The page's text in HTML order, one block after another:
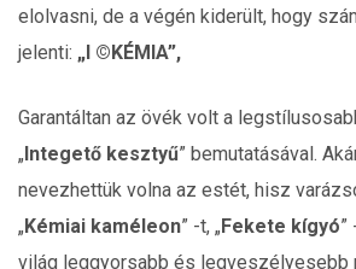
elolvasni, de a végén kiderült, hogy
jelenti: „I ©KÉMIA”,
Garantáltan az övék volt a
„Integető kesztyű” bemutatásával.
nevezhettük volna az estét, hisz
„Kémiai kaméleon” -t, „Fekete kígyó”
világ leggyorsabb és legveszélyesebb